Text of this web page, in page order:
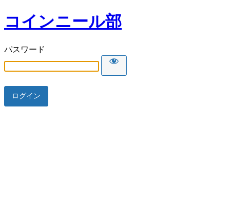
コインニール部
パスワード